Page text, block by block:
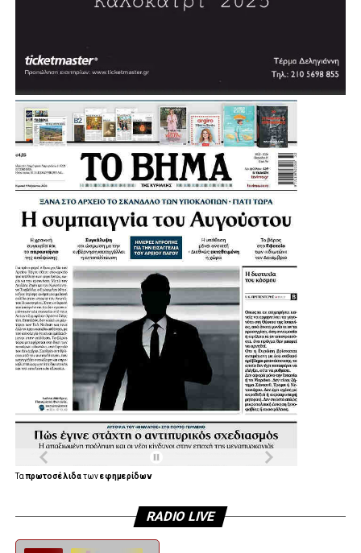
Λίγο μετά τις 11:30 στη Μητρόπολη έφτασε ο πρώην
υπουργός και πρώην πρόεδρος του ΠΑΣΟΚ, Ευάγγελος
Βενιζέλος, ο δήμαρχος Αθηναίων, Χάρης Δούκας αλλά και
ο πρώην πρόεδρος της Δημοκρατίας Προκόπης
Παυλόπουλος.
Πηγή: protothema
.
.
Ταπρωτοσέλιδατωνεφημερίδων
RADIO LIVE